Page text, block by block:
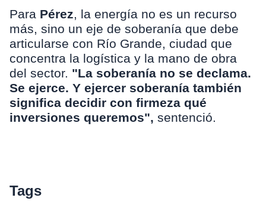
Para Pérez, la energía no es un recurso
más, sino un eje de soberanía que debe
articularse con Río Grande, ciudad que
concentra la logística y la mano de obra
del sector. "La soberanía no se declama.
Se ejerce. Y ejercer soberanía también
significa decidir con firmeza qué
inversiones queremos", sentenció.
Tags